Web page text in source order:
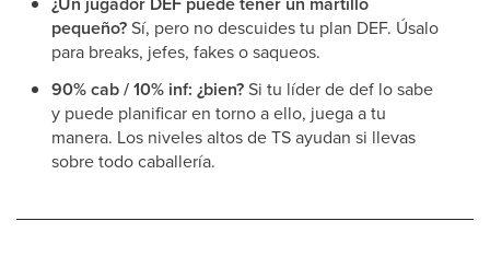
pequeño?Sí, pero no descuides tu plan DEF. Úsalo
para breaks, jefes, fakes o saqueos.
90% cab / 10% inf: ¿bien?Si tu líder de def lo sabe
y puede planificar en torno a ello, juega a tu
manera. Los niveles altos de TS ayudan si llevas
sobre todo caballería.